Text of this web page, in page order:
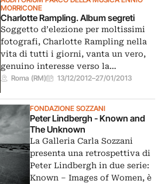
MORRICONE
Charlotte Rampling. Album segreti
Soggetto d’elezione per moltissimi
fotografi, Charlotte Rampling nella
vita di tutti i giorni, vanta un vero,
genuino interesse verso la…
Roma (RM) 13/12/2012–27/01/2013
FONDAZIONE SOZZANI
Peter Lindbergh - Known and
The Unknown
La Galleria Carla Sozzani
presenta una retrospettiva di
Peter Lindbergh in due serie:
Known – Images of Women, è